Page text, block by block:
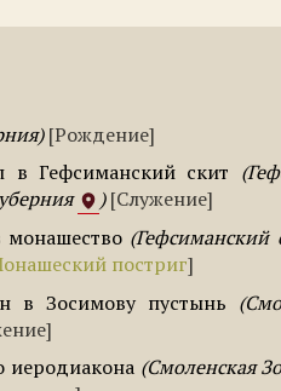
Рождение
в Гефсиманский скит
Служение
Гефсиманский
постриг
в Зосимову пустынь
иеродиакона Смоленская